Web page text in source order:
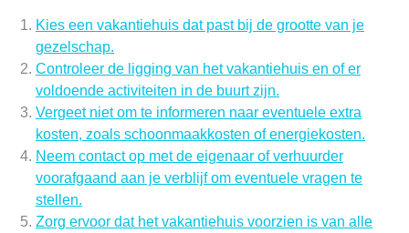
Kies een vakantiehuis dat past bij de grootte van je
gezelschap.
Controleer de ligging van het vakantiehuis en of er
voldoende activiteiten in de buurt zijn.
Vergeet niet om te informeren naar eventuele extra
kosten, zoals schoonmaakkosten of energiekosten.
Neem contact op met de eigenaar of verhuurder
voorafgaand aan je verblijf om eventuele vragen te
stellen.
Zorg ervoor dat het vakantiehuis voorzien is van alle